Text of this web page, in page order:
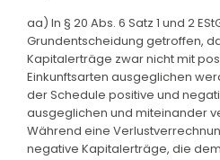
aa) In § 20 Abs. 6 Satz 1 und 2
Grundentscheidung getroffen,
Kapitalerträge zwar nicht mit
Einkunftsarten ausgeglichen
der Schedule positive und
ausgeglichen und miteinander
Während eine
negative Kapitalerträge, die